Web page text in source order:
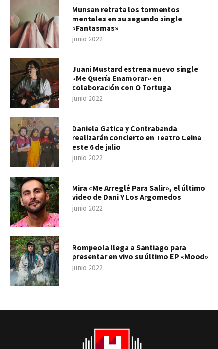
Munsan retrata los tormentos
mentales en su segundo single
«Fantasmas»
junio 2022
Juani Mustard estrena nuevo single
«Me Quería Enamorar» en
colaboración con O Tortuga
junio 2022
Daniela Gatica y Contrabanda
realizarán concierto en Teatro Ceina
este 6 de julio
junio 2022
Mira «Me Arreglé Para Salir», el último
video de Dani Y Los Argomedos
junio 2022
Rompeola llega a Santiago para
presentar en vivo su último EP «Mood»
junio 2022